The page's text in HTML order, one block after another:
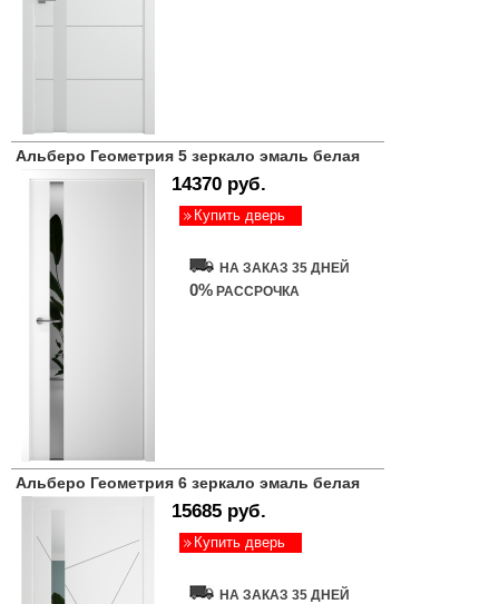
Альберо Геометрия 5 зеркало эмаль белая
14370 руб.
Купить дверь
НА ЗАКАЗ 35 ДНЕЙ
0% РАССРОЧКА
Альберо Геометрия 6 зеркало эмаль белая
15685 руб.
Купить дверь
НА ЗАКАЗ 35 ДНЕЙ